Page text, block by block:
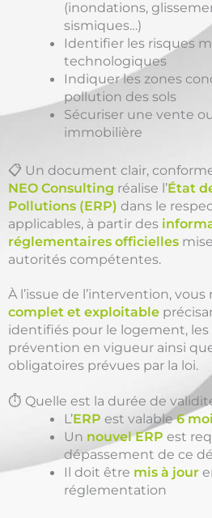
(inondations,
sismiques…)
Identifier les risques
technologiques
Indiquer les zones
pollution des sols
Sécuriser une vente
immobilière
📋 Un document clair,
NEO Consulting réalise l’État
Pollutions (ERP) dans le
applicables, à partir des
réglementaires officielles
autorités compétentes.
À l’issue de l’intervention,
complet et exploitable
identifiés pour le logement, les
prévention en vigueur ainsi
obligatoires prévues par la loi.
⏱️ Quelle est la durée de
L’ERP est valable6
Un nouvel ERP est
dépassement de ce
Il doit être mis à jour
réglementation